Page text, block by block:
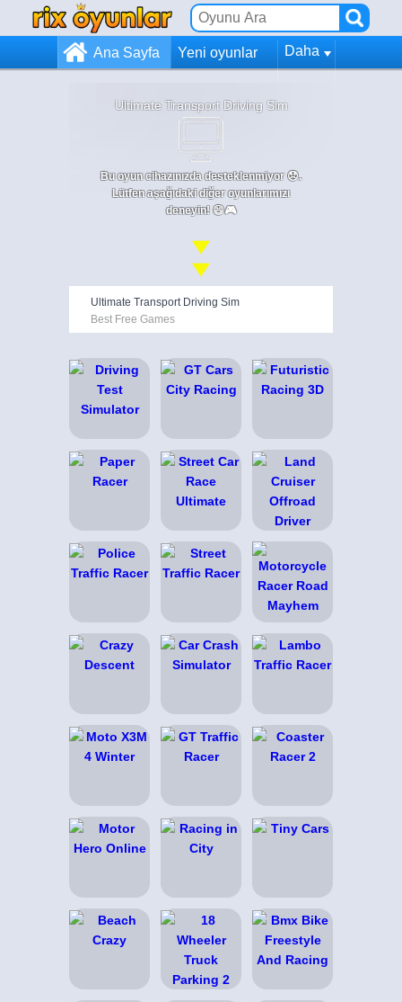
Ana Sayfa Yeni oyunlar Daha
Ultimate Transport Driving Sim
Bu oyun cihazınızda desteklenmiyor 😞.
Lütfen aşağıdaki diğer oyunlarımızı
deneyin! 😄🎮
Ultimate Transport Driving Sim
Best Free Games